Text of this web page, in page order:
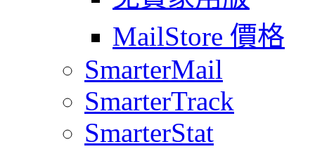
MailStore 價格
SmarterMail
SmarterTrack
SmarterStat